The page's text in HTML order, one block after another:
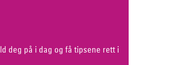
deg på i dag og få tipsene rett i